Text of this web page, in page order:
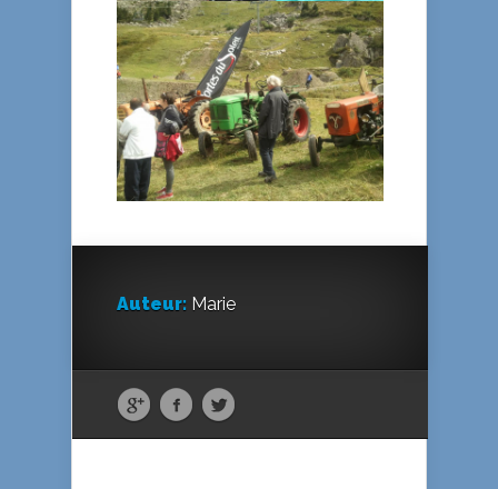
Auteur: Marie